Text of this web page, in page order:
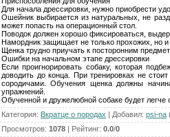
Для начала дрессировки, нужно приобрести
Ошейник выбирается из натуральных, не
может попасть на операционный стол.
Поводок должен хорошо фиксироваться,
Намордник защищает не только прохожих, но
Щенка трудно приучать к посторонним
Ошибки на начальном этапе дрессировки
Если проигнорировать собаку, которая
доводить до конца. При тренировках не
сородичами. Обучения щенка должны
упражнений.
Обученной и дружелюбной собаке будет
Категория: Вкратце о породах | Добавил: psi-na
Просмотров: 1078 | Рейтинг: 0.0/0